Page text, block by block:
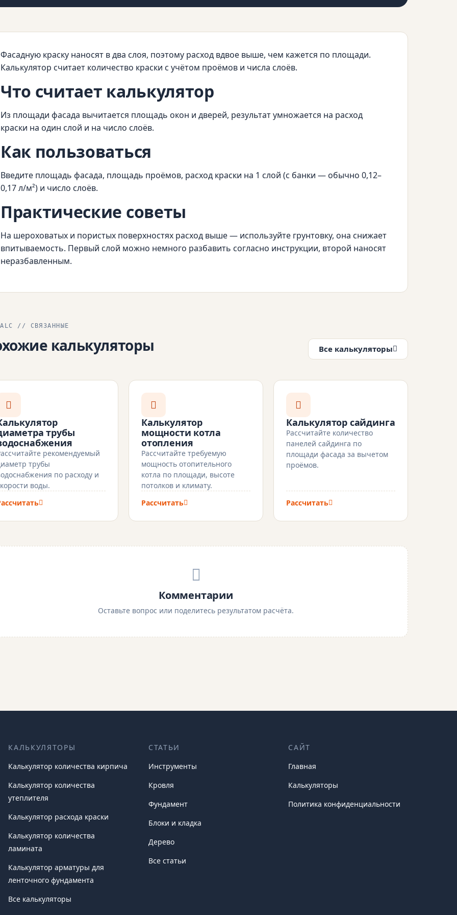
Фасадную краску наносят в два слоя, поэтому расход вдвое выше, чем кажется по площади.
Калькулятор считает количество краски с учётом проёмов и числа слоёв.
Что считает калькулятор
Из площади фасада вычитается площадь окон и дверей, результат умножается на расход
краски на один слой и на число слоёв.
Как пользоваться
Введите площадь фасада, площадь проёмов, расход краски на 1 слой (с банки — обычно 0,12–
0,17 л/м²) и число слоёв.
Практические советы
На шероховатых и пористых поверхностях расход выше — используйте грунтовку, она снижает
впитываемость. Первый слой можно немного разбавить согласно инструкции, второй наносят
неразбавленным.
// СВЯЗАННЫЕ
калькуляторы Все калькуляторы
трубы
рекомендуемый
трубы
по расходу и
воды.
Калькулятор
мощности котла
отопления
Рассчитайте требуемую
мощность отопительного
котла по площади, высоте
потолков и климату.
Рассчитать
Калькулятор сайдинга
Рассчитайте количество
панелей сайдинга по
площади фасада за вычетом
проёмов.
Рассчитать
Комментарии
Оставьте вопрос или поделитесь результатом расчёта.
КАЛЬКУЛЯТОРЫ
Калькулятор количества кирпича
Калькулятор количества
утеплителя
Калькулятор расхода краски
Калькулятор количества
ламината
Калькулятор арматуры для
ленточного фундамента
Все калькуляторы
СТАТЬИ
Инструменты
Кровля
Фундамент
Блоки и кладка
Дерево
Все статьи
САЙТ
Главная
Калькуляторы
Политика конфиденциальности